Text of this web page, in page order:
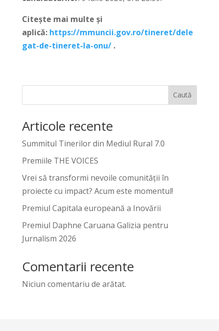
Citește mai multe și
aplică: https://mmuncii.gov.ro/tineret/dele
gat-de-tineret-la-onu/.
Caută
Articole recente
Summitul Tinerilor din Mediul Rural 7.0
Premiile THE VOICES
Vrei să transformi nevoile comunității în
proiecte cu impact? Acum este momentul!
Premiul Capitala europeană a Inovării
Premiul Daphne Caruana Galizia pentru
Jurnalism 2026
Comentarii recente
Niciun comentariu de arătat.